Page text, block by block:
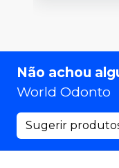
Não achou
World Odonto
Sugerir